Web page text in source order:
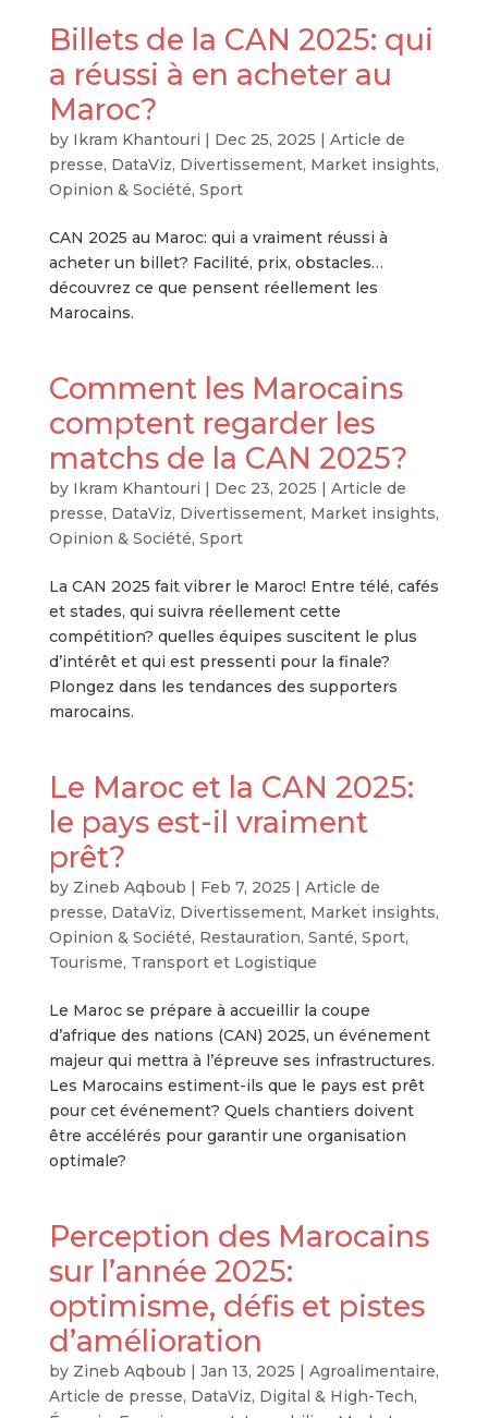
Billets de la CAN 2025: qui
a réussi à en acheter au
Maroc?
by Ikram Khantouri | Dec 25, 2025 | Article de
presse, DataViz, Divertissement, Market insights,
Opinion & Société, Sport
CAN 2025 au Maroc: qui a vraiment réussi à
acheter un billet? Facilité, prix, obstacles…
découvrez ce que pensent réellement les
Marocains.
Comment les Marocains
comptent regarder les
matchs de la CAN 2025?
by Ikram Khantouri | Dec 23, 2025 | Article de
presse, DataViz, Divertissement, Market insights,
Opinion & Société, Sport
La CAN 2025 fait vibrer le Maroc! Entre télé, cafés
et stades, qui suivra réellement cette
compétition? quelles équipes suscitent le plus
d’intérêt et qui est pressenti pour la finale?
Plongez dans les tendances des supporters
marocains.
Le Maroc et la CAN 2025:
le pays est-il vraiment
prêt?
by Zineb Aqboub | Feb 7, 2025 | Article de
presse, DataViz, Divertissement, Market insights,
Opinion & Société, Restauration, Santé, Sport,
Tourisme, Transport et Logistique
Le Maroc se prépare à accueillir la coupe
d’afrique des nations (CAN) 2025, un événement
majeur qui mettra à l’épreuve ses infrastructures.
Les Marocains estiment-ils que le pays est prêt
pour cet événement? Quels chantiers doivent
être accélérés pour garantir une organisation
optimale?
Perception des Marocains
sur l’année 2025:
optimisme, défis et pistes
d’amélioration
by Zineb Aqboub | Jan 13, 2025 | Agroalimentaire,
Article de presse, DataViz, Digital & High-Tech,